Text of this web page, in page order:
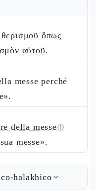
ὅπως
αὐτοῦ.
messe perché
della messeⓘ
messe».
halakhico